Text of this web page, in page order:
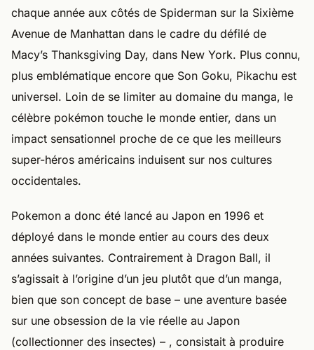
chaque année aux côtés de Spiderman sur la Sixième
Avenue de Manhattan dans le cadre du défilé de
Macy’s Thanksgiving Day, dans New York. Plus connu,
plus emblématique encore que Son Goku, Pikachu est
universel. Loin de se limiter au domaine du manga, le
célèbre pokémon touche le monde entier, dans un
impact sensationnel proche de ce que les meilleurs
super-héros américains induisent sur nos cultures
occidentales.
Pokemon a donc été lancé au Japon en 1996 et
déployé dans le monde entier au cours des deux
années suivantes. Contrairement à Dragon Ball, il
s’agissait à l’origine d’un jeu plutôt que d’un manga,
bien que son concept de base – une aventure basée
sur une obsession de la vie réelle au Japon
(collectionner des insectes) – , consistait à produire